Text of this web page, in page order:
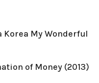
Korea My Wonderful
of Money (2013)